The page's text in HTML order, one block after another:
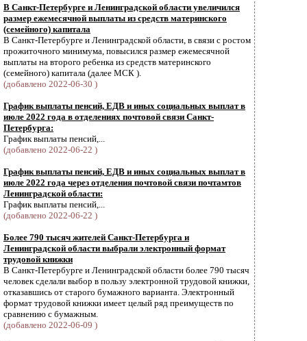
В Санкт-Петербурге и Ленинградской области увеличился
размер ежемесячной выплаты из средств материнского
(семейного) капитала
В Санкт-Петербурге и Ленинградской области, в связи с ростом
прожиточного минимума, повысился размер ежемесячной
выплаты на второго ребенка из средств материнского
(семейного) капитала (далее МСК ).
(добавлено 2022-06-30 )
График выплаты пенсий, ЕДВ и иных социальных выплат в
июле 2022 года в отделениях почтовой связи Санкт-
Петербурга:
График выплаты пенсий,...
(добавлено 2022-06-22 )
График выплаты пенсий, ЕДВ и иных социальных выплат в
июле 2022 года через отделения почтовой связи почтамтов
Ленинградской области:
График выплаты пенсий,...
(добавлено 2022-06-22 )
Более 790 тысяч жителей Санкт-Петербурга и
Ленинградской области выбрали электронный формат
трудовой книжки
В Санкт-Петербурге и Ленинградской области более 790 тысяч
человек сделали выбор в пользу электронной трудовой книжки,
отказавшись от старого бумажного варианта. Электронный
формат трудовой книжки имеет целый ряд преимуществ по
сравнению с бумажным.
(добавлено 2022-06-09 )